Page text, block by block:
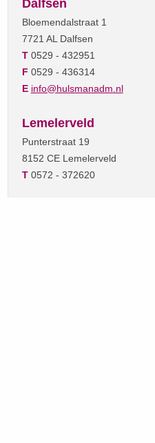
Dalfsen
Bloemendalstraat 1
7721 AL Dalfsen
T0529 - 432951
F 0529 - 436314
E info@hulsmanadm.nl
Lemelerveld
Punterstraat 19
8152 CE Lemelerveld
T0572 - 372620